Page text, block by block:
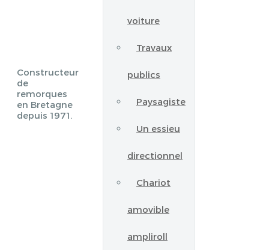
Constructeur
de
remorques
en Bretagne
depuis 1971.
voiture
Travaux
publics
Paysagiste
Un essieu
directionnel
Chariot
amovible
ampliroll